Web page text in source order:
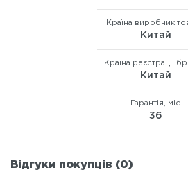
Країна виробник
Китай
Країна реєстрації
Китай
Гарантія, міс
36
Відгуки покупців (0)